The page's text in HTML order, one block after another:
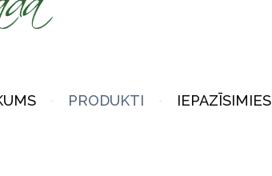
PRODUKTI IEPAZĪSIMIES